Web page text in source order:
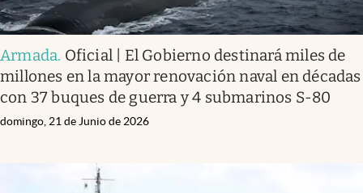
Armada. Oficial | El Gobierno destinará miles de
millones en la mayor renovación naval en décadas
con 37 buques de guerra y 4 submarinos S-80
domingo, 21 de Junio de 2026